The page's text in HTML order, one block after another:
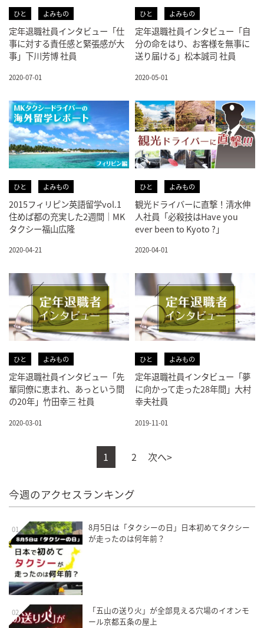
ひと よみもの
定年退職社員インタビュー「仕
事に対する責任感と緊張感が大
事」下川芳博 社員
2020-07-01
ひと よみもの
定年退職社員インタビュー「自
分の命をはり、お客様を無事に
送り届ける」松本誠司 社員
2020-05-01
ひと よみもの
2015フィリピン英語留学vol.1
住めば都の充実した2週間｜MK
タクシー福山広隆
2020-04-21
ひと よみもの
観光ドライバーに直撃！清水伸
人社員「必殺技はHave you
ever been to Kyoto ?」
2020-04-01
ひと よみもの
定年退職社員インタビュー「先
輩同僚に恵まれ、あっという間
の20年」竹田幸三 社員
2020-03-01
ひと よみもの
定年退職社員インタビュー「夢
に向かって走った28年間」大村
幸夫社員
2019-11-01
1 2 次へ>
今週のアクセスランキング
01
8月5日は「タクシーの日」日本初めてタクシー
が走ったのは何年前？
02
「五山の送り火」が全部見える穴場のイオンモ
ール京都五条の屋上